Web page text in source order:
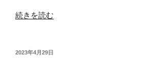
“母
ッ
続きを読む
投
2023年4月29日